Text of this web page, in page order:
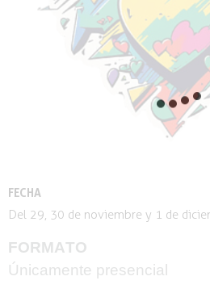
FECHA
Del 29, 30 de noviembre y 1 de
FORMATO
Únicamente presencial